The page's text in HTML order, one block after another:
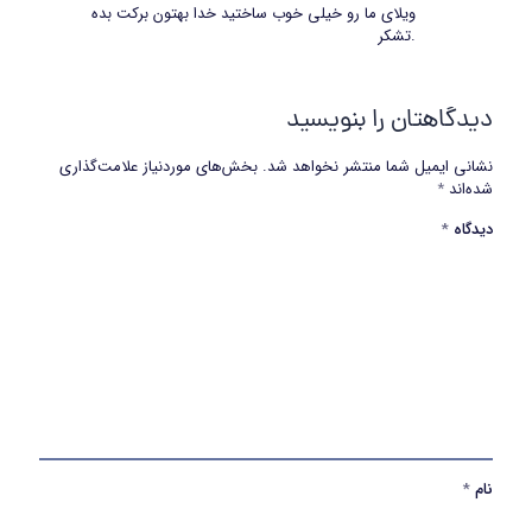
ویلای ما رو خیلی خوب ساختید خدا بهتون برکت بده
.تشکر
دیدگاهتان را بنویسید
نشانی ایمیل شما منتشر نخواهد شد. بخش‌های موردنیاز علامت‌گذاری
شده‌اند *
دیدگاه *
نام*